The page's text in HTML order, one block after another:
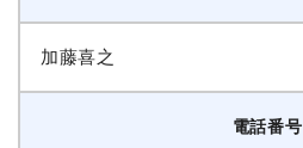
加藤喜之
電話番号